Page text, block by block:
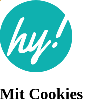
Lebenslauf
Mit Cookies